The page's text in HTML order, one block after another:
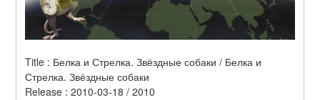
Title : Белка и Стрелка. Звёздные собаки / Белка и
Стрелка. Звёздные собаки
Release : 2010-03-18 / 2010